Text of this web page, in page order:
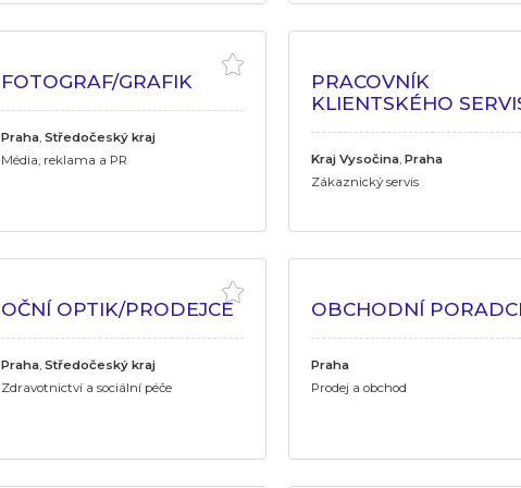
FOTOGRAF/GRAFIK
Praha, Středočeský kraj
Média, reklama a PR
PRACOVNÍK
KLIENTSKÉHO
Kraj Vysočina, Praha
Zákaznický servis
OČNÍ OPTIK/PRODEJCE
Praha, Středočeský kraj
Zdravotnictví a sociální péče
OBCHODNÍ
Praha
Prodej a obchod